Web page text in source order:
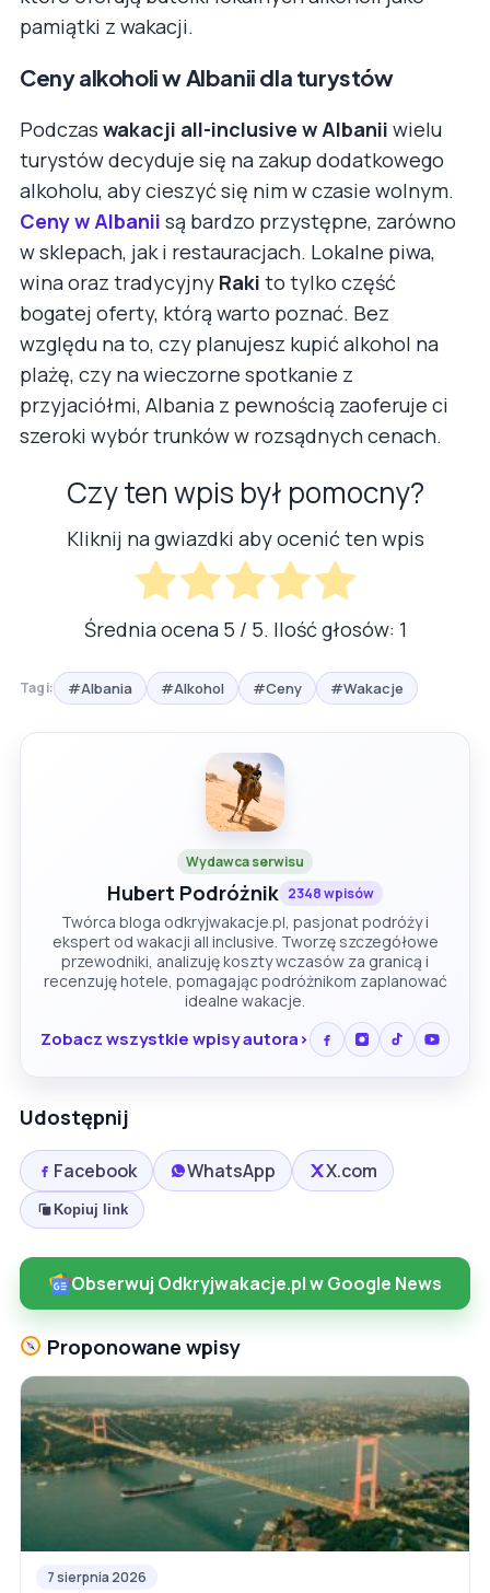
pamiątki z wakacji.
Ceny alkoholi w Albanii dla turystów
Podczas wakacji all-inclusive w Albanii wielu
turystów decyduje się na zakup dodatkowego
alkoholu, aby cieszyć się nim w czasie wolnym.
Ceny w Albanii są bardzo przystępne, zarówno
w sklepach, jak i restauracjach. Lokalne piwa,
wina oraz tradycyjny Raki to tylko część
bogatej oferty, którą warto poznać. Bez
względu na to, czy planujesz kupić alkohol na
plażę, czy na wieczorne spotkanie z
przyjaciółmi, Albania z pewnością zaoferuje ci
szeroki wybór trunków w rozsądnych cenach.
Czy ten wpis był pomocny?
Kliknij na gwiazdki aby ocenić ten wpis
Średnia ocena 5 / 5. Ilość głosów: 1
Tagi: #Albania #Alkohol #Ceny #Wakacje
Wydawca serwisu
Hubert Podróżnik 2348 wpisów
Twórca bloga odkryjwakacje.pl, pasjonat podróży i
ekspert od wakacji all inclusive. Tworzę szczegółowe
przewodniki, analizuję koszty wczasów za granicą i
recenzuję hotele, pomagając podróżnikom zaplanować
idealne wakacje.
Zobacz wszystkie wpisy autora
Udostępnij
Facebook WhatsApp X.com
Kopiuj link
Obserwuj Odkryjwakacje.pl w Google News
Proponowane wpisy
7 sierpnia 2026